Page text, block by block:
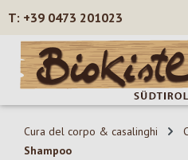
Passa al contenuto principale
+39 0473 201023
Cura del corpo & casalinghi
Shampoo